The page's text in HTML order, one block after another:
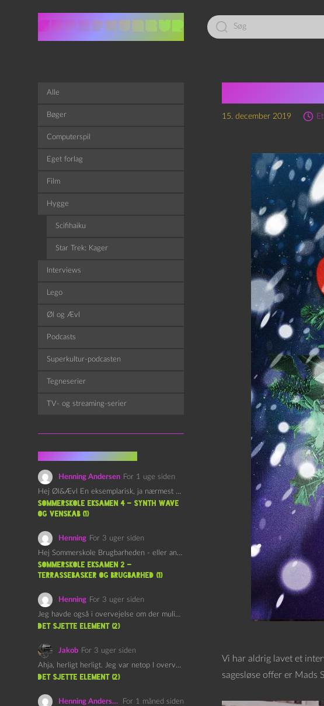
Led
efter:
15. december 2019
Vi har aldrig lavet et
sagesløse offer er Mads
Alle
Bøger
Computerspil
Eget forlag
Film
Hygge
Scifihaiku
Star Trek: Kager
Interviews
Lego
Øl og Ævl
Podcasts
Superkultur-podcasten
Tegneserier
TV- og streaming-serier
Henning Andersen For 1 uge siden
Hej Øl&Ævl En eksemplarisk, ja nærmest yndefuld, afslutning på SOMMERSKOLEN.…
Sommerskole Eksamen 4 – Synth Wave
og Venskab (1)
Henning For 3 uger siden
Hej Sommerskole Brugbarheden - eller anvendeligheden - af "Øl&Ævl" er…
Sommerskole Eksamen 2 –
Terrassebasker og Brugbarhed (1)
Henning For 3 uger siden
Jeg havde også i overvejelse om der muligvis kunne være…
det sjette element (2)
Jakob For 3 uger siden
Ahja, herligt herligt. Jeg var netop I overvejelser om at…
det sjette element (2)
Henning Andersen
For 1 måned siden